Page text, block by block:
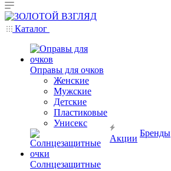
Каталог
Оправы для очков
Женские
Мужские
Детские
Пластиковые
Унисекс
Солнцезащитные
Акции
Бренды